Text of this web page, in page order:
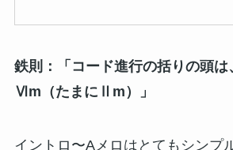
鉄則：「コード進行の括りの頭
Ⅵm（たまにⅡm）」
イントロ〜Aメロはとてもシンプ